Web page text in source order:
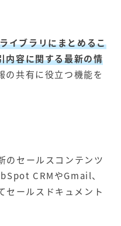
イブラリにまとめるこ
内容に関する最新の情
の共有に役立つ機能を
のセールスコンテンツ
CRMやGmail、
ールスドキュメント